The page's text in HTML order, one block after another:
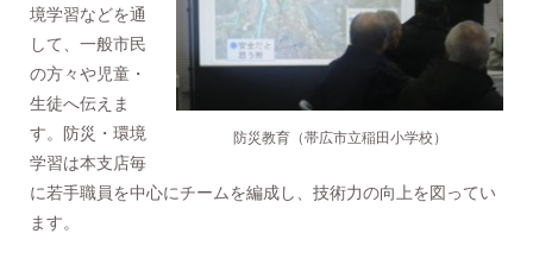
防災教育（帯広市立稲田小学校）
境学習などを通
して、一般市民
の方々や児童・
生徒へ伝えま
す。防災・環境
学習は本支店毎
に若手職員を中心にチームを編成し、技術力の向上を図ってい
ます。